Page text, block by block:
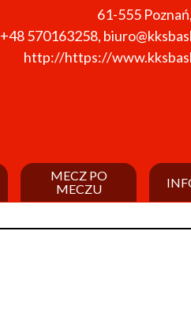
61-555 Poznań,
+48 570163258,
http://https://
MECZ PO
MECZU